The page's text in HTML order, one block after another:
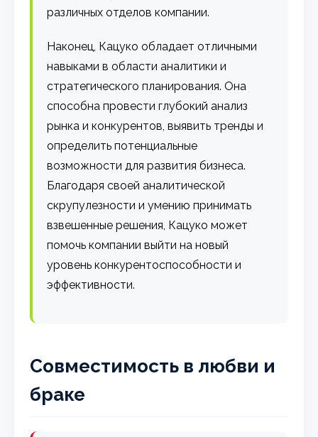
различных отделов компании.
Наконец, Кацуко обладает отличными
навыками в области аналитики и
стратегического планирования. Она
способна провести глубокий анализ
рынка и конкурентов, выявить тренды и
определить потенциальные
возможности для развития бизнеса.
Благодаря своей аналитической
скрупулезности и умению принимать
взвешенные решения, Кацуко может
помочь компании выйти на новый
уровень конкурентоспособности и
эффективности.
Совместимость в любви и
браке